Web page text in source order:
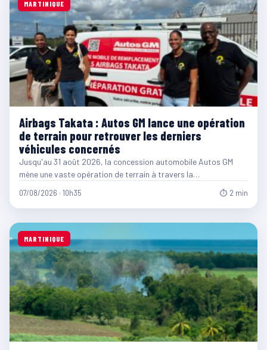
MARTINIQUE
Airbags Takata : Autos GM lance une opération
de terrain pour retrouver les derniers
véhicules concernés
Jusqu'au 31 août 2026, la concession automobile Autos GM
mène une vaste opération de terrain à travers la…
07/08/2026 · 10h35 ⏱ 2 min
MARTINIQUE